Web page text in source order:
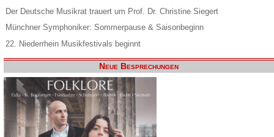
Der Deutsche Musikrat trauert um Prof. Dr. Christine Siegert
Münchner Symphoniker: Sommerpause & Saisonbeginn
22. Niederrhein Musikfestivals beginnt
Neue Besprechungen